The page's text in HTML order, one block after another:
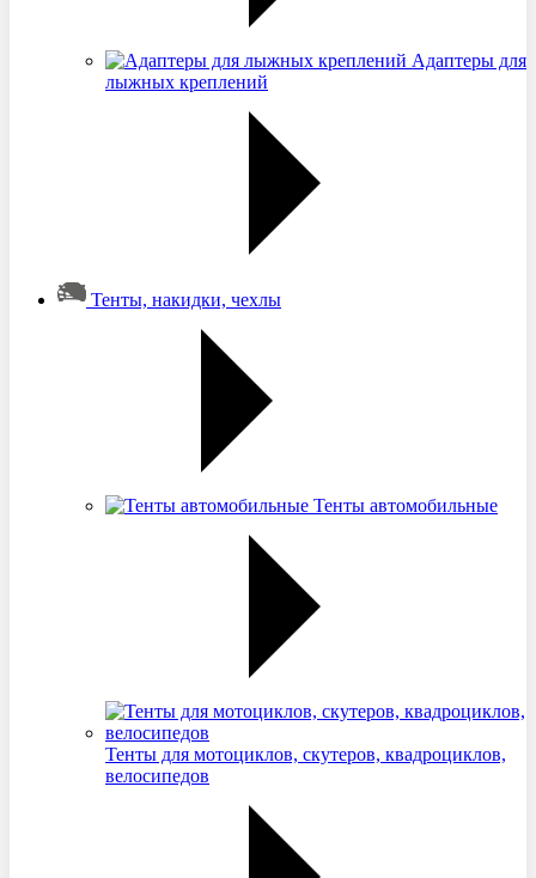
Адаптеры для
лыжных креплений
Тенты, накидки, чехлы
Тенты автомобильные
Тенты для мотоциклов, скутеров, квадроциклов,
велосипедов